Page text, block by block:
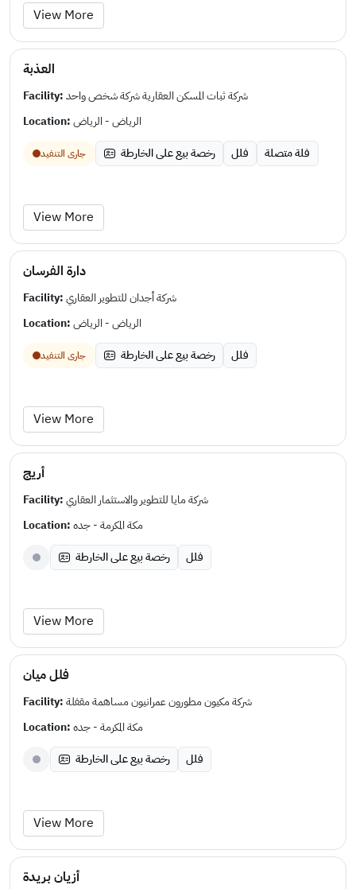
View More
العذبة
Facility:شركة ثبات المسكن العقارية شركة شخص واحد
Location:الرياض - الرياض
جارى التنفيد رخصة بيع على الخارطة فلل فلة متصلة
View More
دارة الفرسان
Facility:شركة أجدان للتطوير العقاري
Location:الرياض - الرياض
جارى التنفيد رخصة بيع على الخارطة فلل
View More
أريج
Facility:شركة مايا للتطوير والاستثمار العقاري
Location:مكة المكرمة - جده
رخصة بيع على الخارطة
فلل
View More
فلل ميان
Facility:شركة مكيون مطورون عمرانيون مساهمة مقفلة
Location:مكة المكرمة - جده
رخصة بيع على الخارطة
فلل
View More
أزيان بريدة